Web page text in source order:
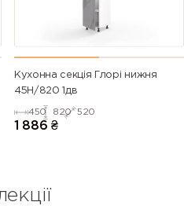
Кухонна секція Глорі нижня
45Н/820 1дв
450 820 520
1 886 ₴